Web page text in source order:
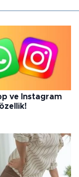
ve Instagram